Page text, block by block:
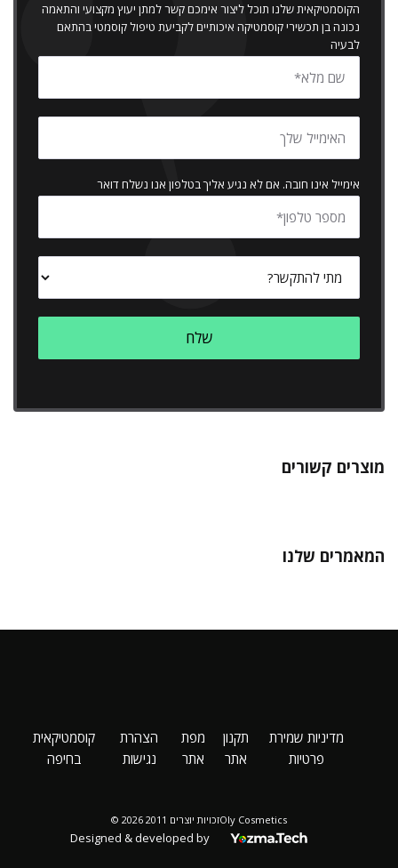
הקוסמטיקאית שלנו תוכל ליצור אימכם קשר למתן יעוץ מקצועי והתאמה
נכונה בן תכשירי קוסמטיקה איכותיים לקביעת טיפול קוסמטי בהתאם
לבעיה
אימייל אינו חובה. אם לא נגיע אליך בטלפון אנו נשלח דואר
מוצרים קשורים
המאמרים שלנו
Oly Cosmeticsזכויות יוצרים 2011 2026 ©
Designed & developed by
מדיניות שמירת
פרטיות
תקנון
אתר
מפת
אתר
הצהרת
נגישות
קוסמטיקאית
בחיפה